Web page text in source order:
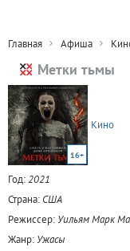
Главная Афиша
Метки тьмы
16+
Кино
Год:2021
Страна: США
Режиссер: Уильям Марк
Жанр: Ужасы